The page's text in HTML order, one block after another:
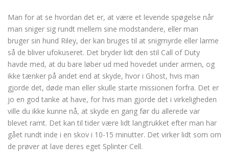
Man for at se hvordan det er, at være et levende spøgelse når
man sniger sig rundt mellem sine modstandere, eller man
bruger sin hund Riley, der kan bruges til at snigmyrde eller larme
så de bliver ufokuseret. Det bryder lidt den stil Call of Duty
havde med, at du bare løber ud med hovedet under armen, og
ikke tænker på andet end at skyde, hvor i Ghost, hvis man
gjorde det, døde man eller skulle starte missionen forfra. Det er
jo en god tanke at have, for hvis man gjorde det i virkeligheden
ville du ikke kunne nå, at skyde en gang før du allerede var
blevet ramt. Det kan til tider være lidt langtrukket efter man har
gået rundt inde i en skov i 10-15 minutter. Det virker lidt som om
de prøver at lave deres eget Splinter Cell.